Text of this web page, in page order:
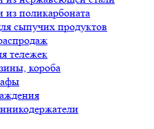
из поликарбоната
сыпучих продуктов
тележек
короба